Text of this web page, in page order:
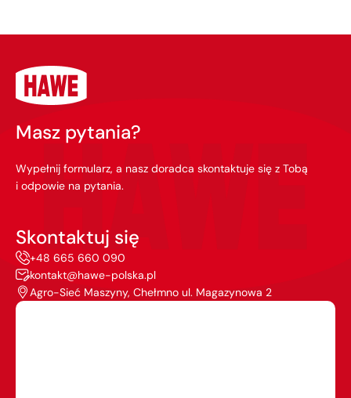
Masz pytania?
Wypełnij formularz, a nasz doradca skontaktuje się z Tobą
i odpowie na pytania.
Skontaktuj się
+48 665 660 090
kontakt@hawe-polska.pl
Agro-Sieć Maszyny, Chełmno ul. Magazynowa 2